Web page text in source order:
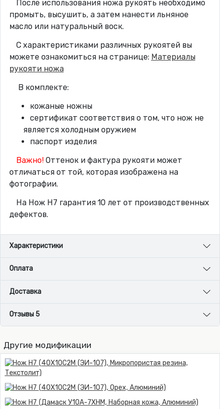
После использования ножа рукоять необходимо
промыть, высушить, а затем нанести льняное
масло или натуральный воск.
С характеристиками различных рукоятей вы
можете ознакомиться на странице: Материалы
рукояти ножа
В комплекте:
кожаные ножны
сертификат соответствия о том, что нож не
является холодным оружием
паспорт изделия
Важно! Оттенок и фактура рукояти может
отличаться от той, которая изображена на
фотографии.
На Нож Н7 гарантия 10 лет от производственных
дефектов.
Характеристики
Оплата
Доставка
Отзывы 5
Другие модификации